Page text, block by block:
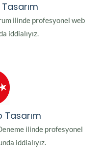
ilinde profesyonel web
iddialıyız.
Tasarım
ilinde profesyonel
iddialıyız.